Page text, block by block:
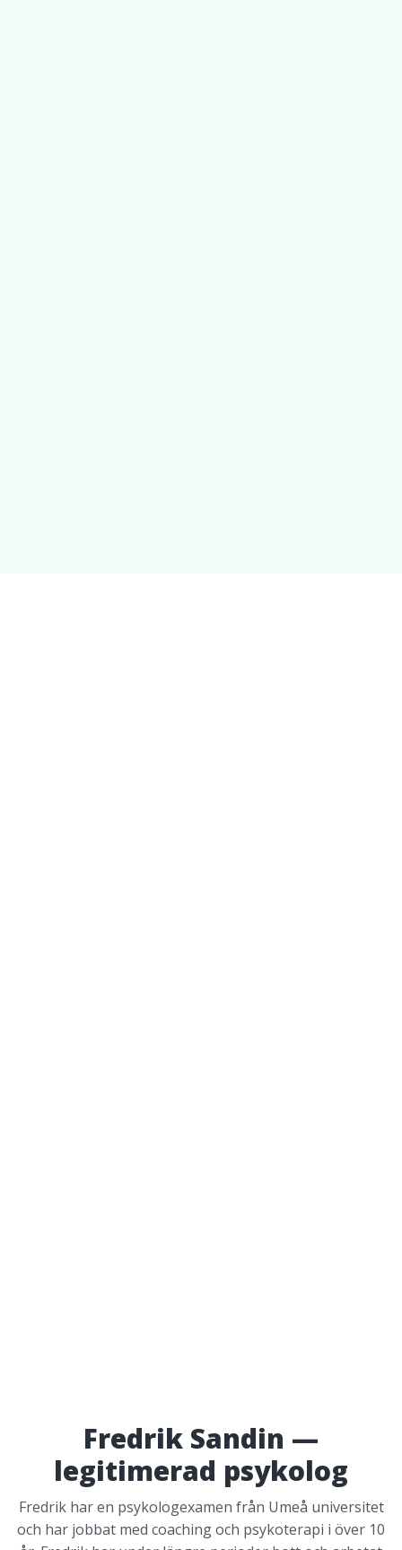
Fredrik Sandin —
legitimerad psykolog
Fredrik har en psykologexamen från Umeå universitet
och har jobbat med coaching och psykoterapi i över 10